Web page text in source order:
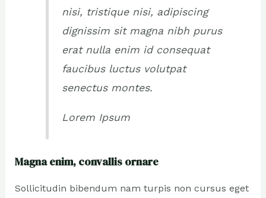
nisi, tristique nisi, adipiscing
dignissim sit magna nibh purus
erat nulla enim id consequat
faucibus luctus volutpat
senectus montes.
Lorem Ipsum
Magna enim, convallis ornare
Sollicitudin bibendum nam turpis non cursus eget